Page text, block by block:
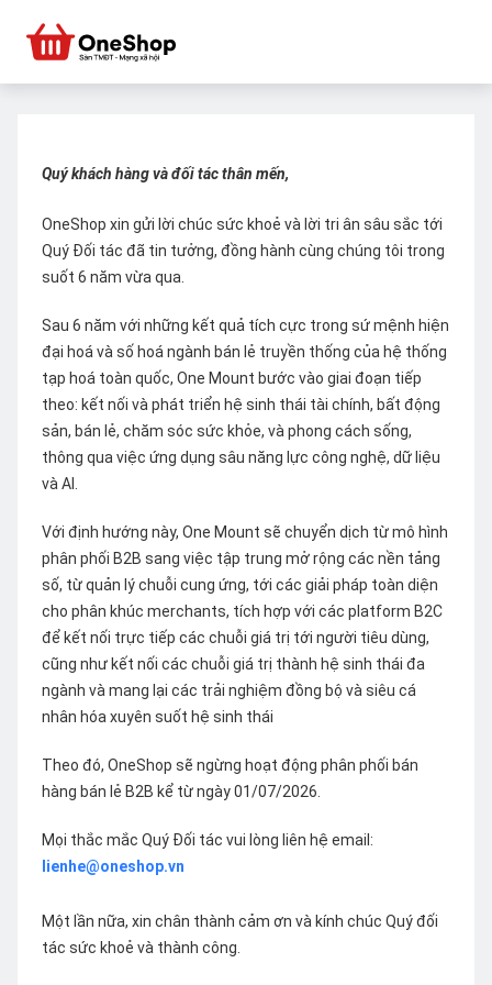
Quý khách hàng và đối tác thân mến,
OneShop xin gửi lời chúc sức khoẻ và lời tri ân sâu sắc tới
Quý Đối tác đã tin tưởng, đồng hành cùng chúng tôi trong
suốt 6 năm vừa qua.
Sau 6 năm với những kết quả tích cực trong sứ mệnh hiện
đại hoá và số hoá ngành bán lẻ truyền thống của hệ thống
tạp hoá toàn quốc, One Mount bước vào giai đoạn tiếp
theo: kết nối và phát triển hệ sinh thái tài chính, bất động
sản, bán lẻ, chăm sóc sức khỏe, và phong cách sống,
thông qua việc ứng dụng sâu năng lực công nghệ, dữ liệu
và AI.
Với định hướng này, One Mount sẽ chuyển dịch từ mô hình
phân phối B2B sang việc tập trung mở rộng các nền tảng
số, từ quản lý chuỗi cung ứng, tới các giải pháp toàn diện
cho phân khúc merchants, tích hợp với các platform B2C
để kết nối trực tiếp các chuỗi giá trị tới người tiêu dùng,
cũng như kết nối các chuỗi giá trị thành hệ sinh thái đa
ngành và mang lại các trải nghiệm đồng bộ và siêu cá
nhân hóa xuyên suốt hệ sinh thái
Theo đó, OneShop sẽ ngừng hoạt động phân phối bán
hàng bán lẻ B2B kể từ ngày 01/07/2026.
Mọi thắc mắc Quý Đối tác vui lòng liên hệ email:
lienhe@oneshop.vn
Một lần nữa, xin chân thành cảm ơn và kính chúc Quý đối
tác sức khoẻ và thành công.